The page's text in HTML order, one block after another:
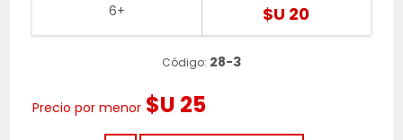
6+ $U 20
Código: 28-3
Precio por menor $U 25